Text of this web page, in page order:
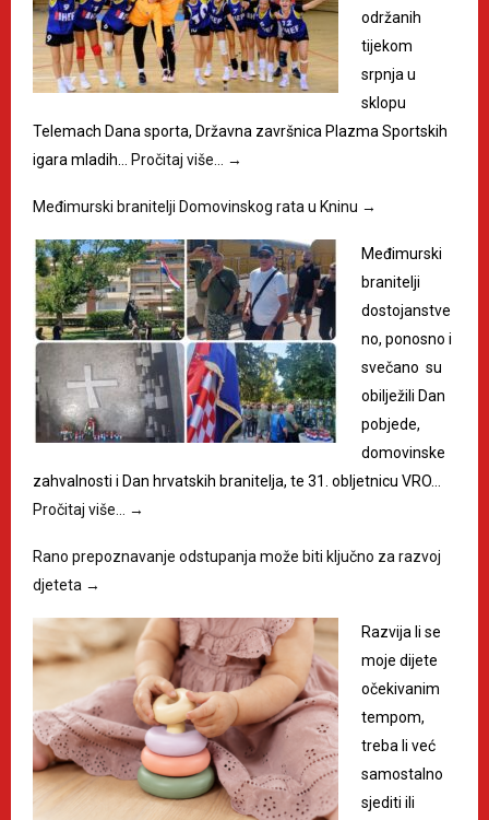
održanih
tijekom
srpnja u
sklopu
Telemach Dana sporta, Državna završnica Plazma Sportskih
igara mladih… Pročitaj više… →
Međimurski branitelji Domovinskog rata u Kninu →
Međimurski
branitelji
dostojanstve
no, ponosno i
svečano su
obilježili Dan
pobjede,
domovinske
zahvalnosti i Dan hrvatskih branitelja, te 31. obljetnicu VRO…
Pročitaj više…
→
Rano prepoznavanje odstupanja može biti ključno za razvoj
djeteta →
Razvija li se
moje dijete
očekivanim
tempom,
treba li već
samostalno
sjediti ili